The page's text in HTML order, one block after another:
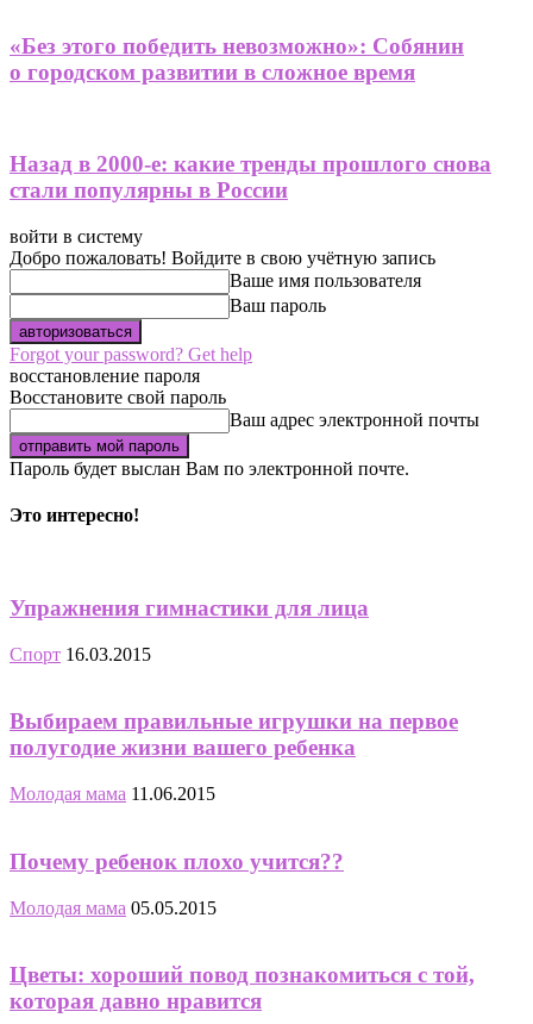
«Без этого победить невозможно»: Собянин
о городском развитии в сложное время
Назад в 2000-е: какие тренды прошлого снова
стали популярны в России
войти в систему
Добро пожаловать! Войдите в свою учётную запись
Ваше имя пользователя
Ваш пароль
Forgot your password? Get help
восстановление пароля
Восстановите свой пароль
Ваш адрес электронной почты
Пароль будет выслан Вам по электронной почте.
Это интересно!
Упражнения гимнастики для лица
Спорт 16.03.2015
Выбираем правильные игрушки на первое
полугодие жизни вашего ребенка
Молодая мама 11.06.2015
Почему ребенок плохо учится??
Молодая мама 05.05.2015
Цветы: хороший повод познакомиться с той,
которая давно нравится